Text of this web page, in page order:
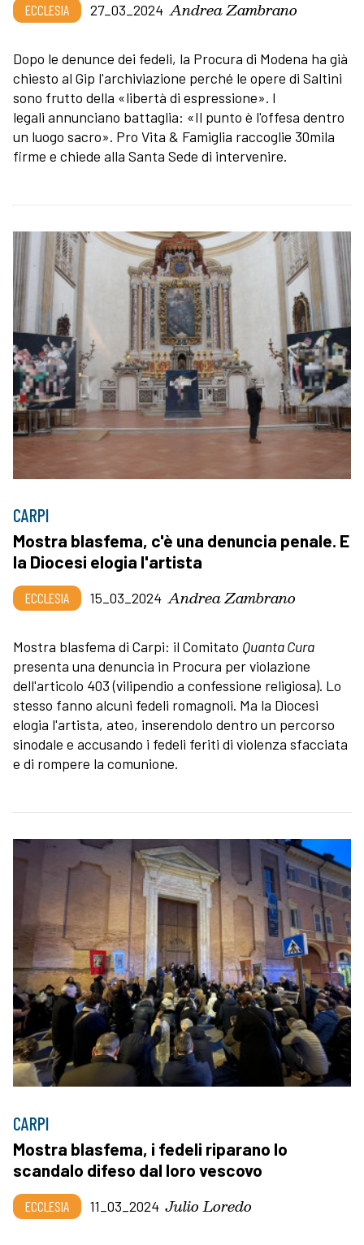
ECCLESIA 27_03_2024 Andrea Zambrano
Dopo le denunce dei fedeli, la Procura di Modena ha già
chiesto al Gip l'archiviazione perché le opere di Saltini
sono frutto della «libertà di espressione». I
legali annunciano battaglia: «Il punto è l'offesa dentro
un luogo sacro». Pro Vita & Famiglia raccoglie 30mila
firme e chiede alla Santa Sede di intervenire.
CARPI
Mostra blasfema, c'è una denuncia penale. E
la Diocesi elogia l'artista
ECCLESIA 15_03_2024 Andrea Zambrano
Mostra blasfema di Carpi: il Comitato Quanta Cura
presenta una denuncia in Procura per violazione
dell'articolo 403 (vilipendio a confessione religiosa). Lo
stesso fanno alcuni fedeli romagnoli. Ma la Diocesi
elogia l'artista, ateo, inserendolo dentro un percorso
sinodale e accusando i fedeli feriti di violenza sfacciata
e di rompere la comunione.
CARPI
Mostra blasfema, i fedeli riparano lo
scandalo difeso dal loro vescovo
ECCLESIA 11_03_2024 Julio Loredo